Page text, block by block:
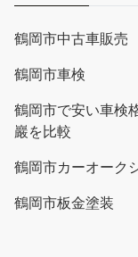
鶴岡市中古車販売
鶴岡市車検
鶴岡市で安い車検
巖を比較
鶴岡市カーオーク
鶴岡市板金塗装